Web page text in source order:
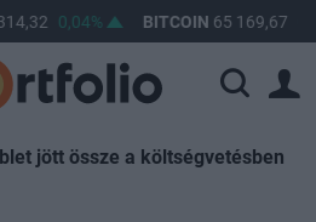
0,04% BITCOIN65 169,67
jött össze a költségvetésben